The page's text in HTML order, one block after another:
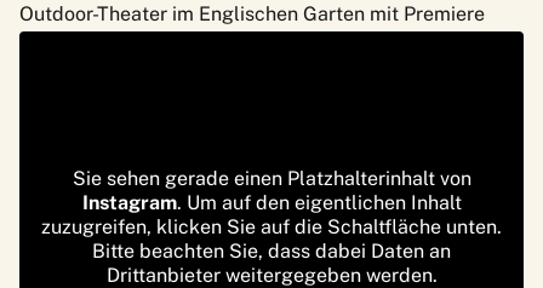
Outdoor-Theater im Englischen Garten mit Premiere
Sie sehen gerade einen Platzhalterinhalt von
Instagram. Um auf den eigentlichen Inhalt
zuzugreifen, klicken Sie auf die Schaltfläche unten.
Bitte beachten Sie, dass dabei Daten an
Drittanbieter weitergegeben werden.